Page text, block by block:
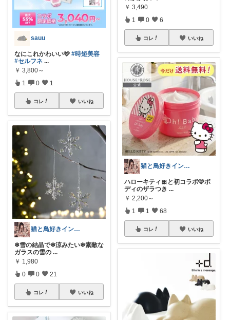
sauu
なにこれかわいい🩷 #時短美容
#セルフネ ...
￥ 3,800～
1 0 1
コレ いいね
猫と鳥好きインテリア初心者mako
❄雪の結晶で❄涼みたい❄素敵な
ガラスの雪の ...
￥ 1,980
0 0 21
コレ いいね
￥ 3,490
1 0 6
コレ いいね
猫と鳥好きインテリア初心者mako
ハローキティ🎀と初コラボ🩷ボ
ディのザラつき ...
￥ 2,200～
1 1 68
コレ いいね